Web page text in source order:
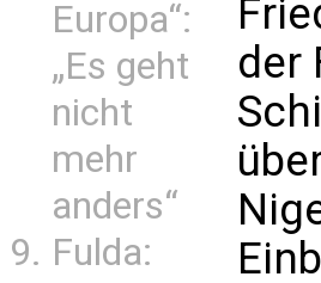
Europa“:
„Es geht
nicht
mehr
anders“
Fulda:
der